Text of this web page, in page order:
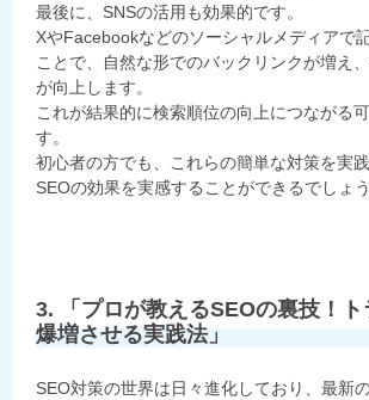
最後に、SNSの活用も効果的です。
XやFacebookなどのソーシャルメディアで
ことで、自然な形でのバックリンクが増え
が向上します。
これが結果的に検索順位の向上につながる
す。
初心者の方でも、これらの簡単な対策を実践
SEOの効果を実感することができるでしょう
3. 「プロが教えるSEOの裏技！ト
爆増させる実践法」
SEO対策の世界は日々進化しており、最新